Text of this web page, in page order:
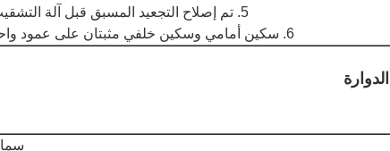
5. تم إصلاح التجعيد المسبق قبل آلة التشقيب.
6. سكين أمامي وسكين خلفي مثبتان على عمود واحد.